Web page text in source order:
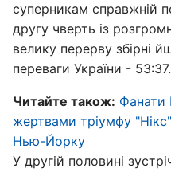
суперникам справжній
другу чверть із
велику перерву збірні
переваги України - 53:37.
Читайте також: Фанати
жертвами тріумфу
Нью-Йорку
У другій половині